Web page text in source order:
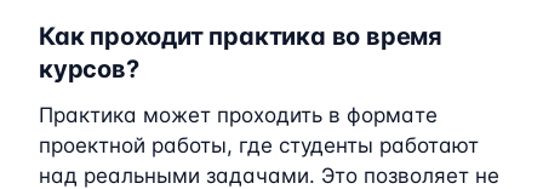
Как проходит практика во время
курсов?
Практика может проходить в формате
проектной работы, где студенты работают
над реальными задачами. Это позволяет не